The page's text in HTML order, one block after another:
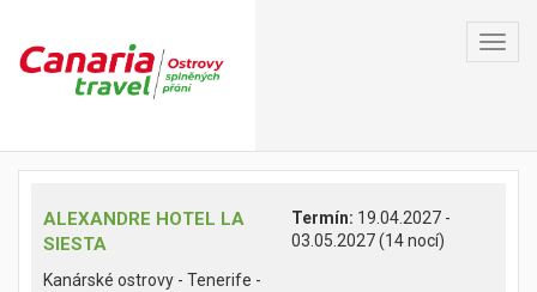
ALEXANDRE HOTEL LA
SIESTA
Kanárské ostrovy - Tenerife -
Termín: 19.04.2027 -
03.05.2027 (14 nocí)